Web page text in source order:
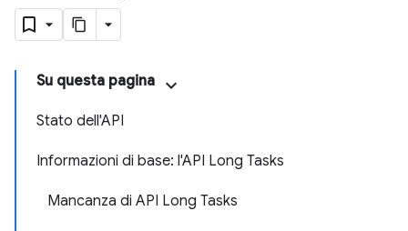
Su questa pagina
Stato dell'API
Informazioni di base: l'API Long Tasks
Mancanza di API Long Tasks